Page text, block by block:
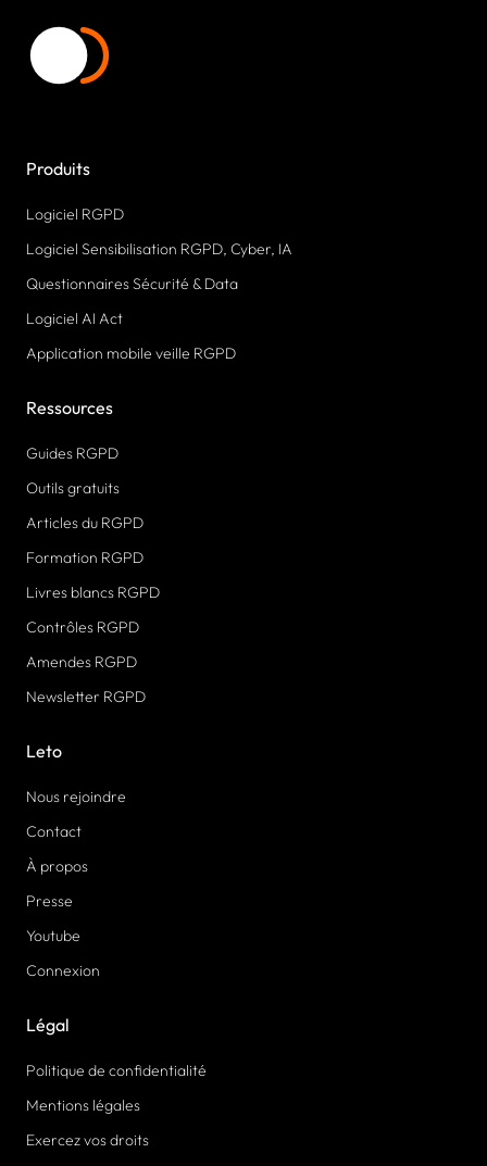
Produits
Logiciel RGPD
Logiciel Sensibilisation RGPD, Cyber, IA
Questionnaires Sécurité & Data
Logiciel AI Act
Application mobile veille RGPD
Ressources
Guides RGPD
Outils gratuits
Articles du RGPD
Formation RGPD
Livres blancs RGPD
Contrôles RGPD
Amendes RGPD
Newsletter RGPD
Leto
Nous rejoindre
Contact
À propos
Presse
Youtube
Connexion
Légal
Politique de confidentialité
Mentions légales
Exercez vos droits